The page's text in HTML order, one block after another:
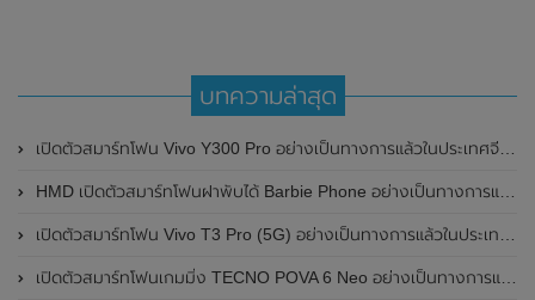
บทความล่าสุด
เปิดตัวสมาร์ทโฟน Vivo Y300 Pro อย่างเป็นทางการแล้วในประเทศจีน มาพร้อมดีไซน์พรีเมี่ยม ทนทาน และแบตเตอรี่สุดอึดขนาดใหญ่ 6,500mAh พร้อมรองรับการชาร์จไว 80W
HMD เปิดตัวสมาร์ทโฟนฝาพับได้ Barbie Phone อย่างเป็นทางการแล้ว มาพร้อมธีมสีชมพูสดใส
เปิดตัวสมาร์ทโฟน Vivo T3 Pro (5G) อย่างเป็นทางการแล้วในประเทศอินเดีย
เปิดตัวสมาร์ทโฟนเกมมิ่ง TECNO POVA 6 Neo อย่างเป็นทางการแล้วในประเทศไทย ในราคา 8,499 บาท